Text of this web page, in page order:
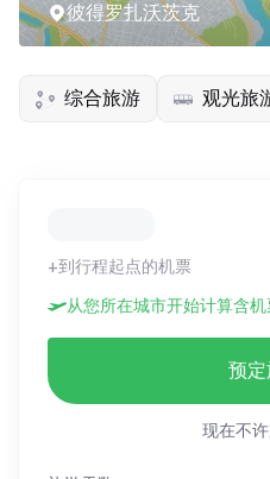
彼得罗扎沃茨克
综合旅游 观光旅
+到行程起点的机票
从您所在城市开始计算含
预
现在不